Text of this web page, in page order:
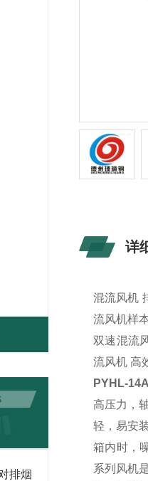
排烟
详
混流风机
流风机样
双速混流
流风机 高
PYHL-
高压力，
轻，易安
箱内时，
系列风机